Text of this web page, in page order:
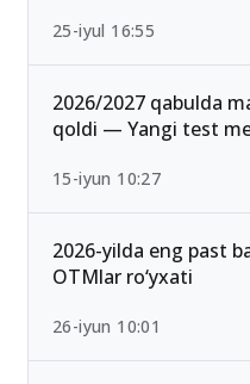
25-iyul 16:55
2026/2027 qabulda
qoldi — Yangi test
15-iyun 10:27
2026-yilda eng past
OTMlar ro‘yxati
26-iyun 10:01